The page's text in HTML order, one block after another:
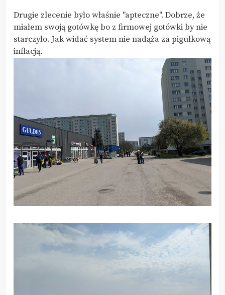
Drugie zlecenie było właśnie "apteczne". Dobrze, że
miałem swoją gotówkę bo z firmowej gotówki by nie
starczyło. Jak widać system nie nadąża za pigułkową
inflacją.